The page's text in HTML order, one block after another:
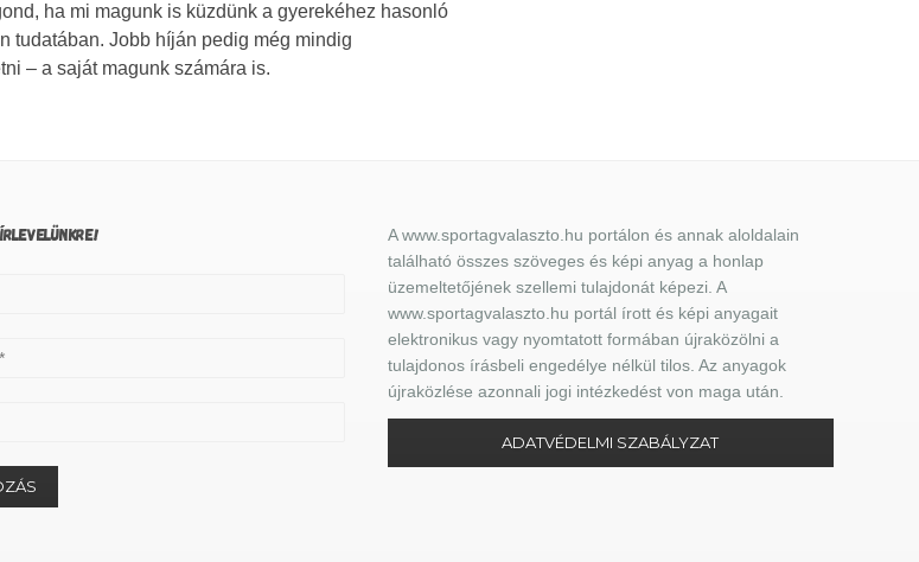
ha mi magunk is küzdünk a gyerekéhez hasonló
tudatában. Jobb híján pedig még mindig
– a saját magunk számára is.
A www.sportagvalaszto.hu portálon és annak aloldalain
található összes szöveges és képi anyag a honlap
üzemeltetőjének szellemi tulajdonát képezi. A
www.sportagvalaszto.hu portál írott és képi anyagait
elektronikus vagy nyomtatott formában újraközölni a
tulajdonos írásbeli engedélye nélkül tilos. Az anyagok
újraközlése azonnali jogi intézkedést von maga után.
ADATVÉDELMI SZABÁLYZAT